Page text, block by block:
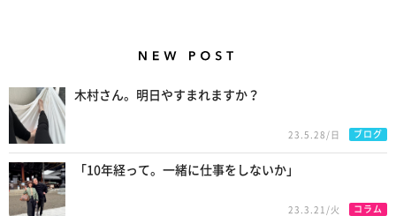
木村さん。明日やすまれますか？
23.5.28/日 ブログ
「10年経って。一緒に仕事をしないか」
23.3.21/火 コラム